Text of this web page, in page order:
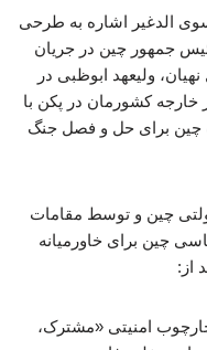
الدغیر اشاره به طرحی
جمهور چین در جریان
ولیعهد ابوظبی در
کشورمان در پکن با
چین برای حل و فصل جنگ
چین و توسط مقامات
چین برای خاورمیانه
از:
امنیتی «مشترک،